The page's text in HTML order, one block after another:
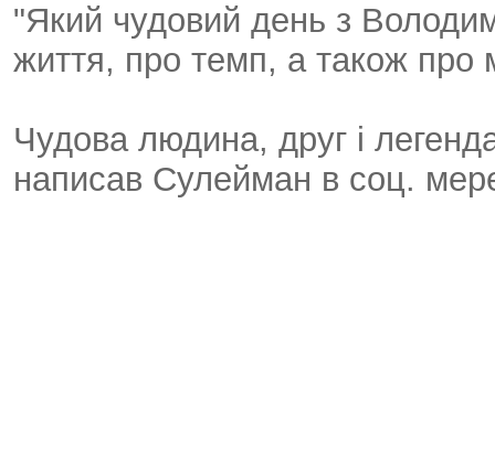
"Який чудовий день з
життя, про темп, а також про
Чудова людина, друг і
написав Сулейман в соц.